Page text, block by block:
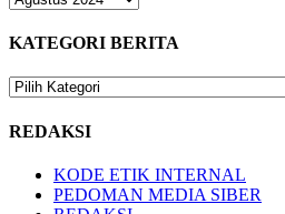
KATEGORI BERITA
KATEGORI
REDAKSI
KODE ETIK INTERNAL
PEDOMAN MEDIA SIBER